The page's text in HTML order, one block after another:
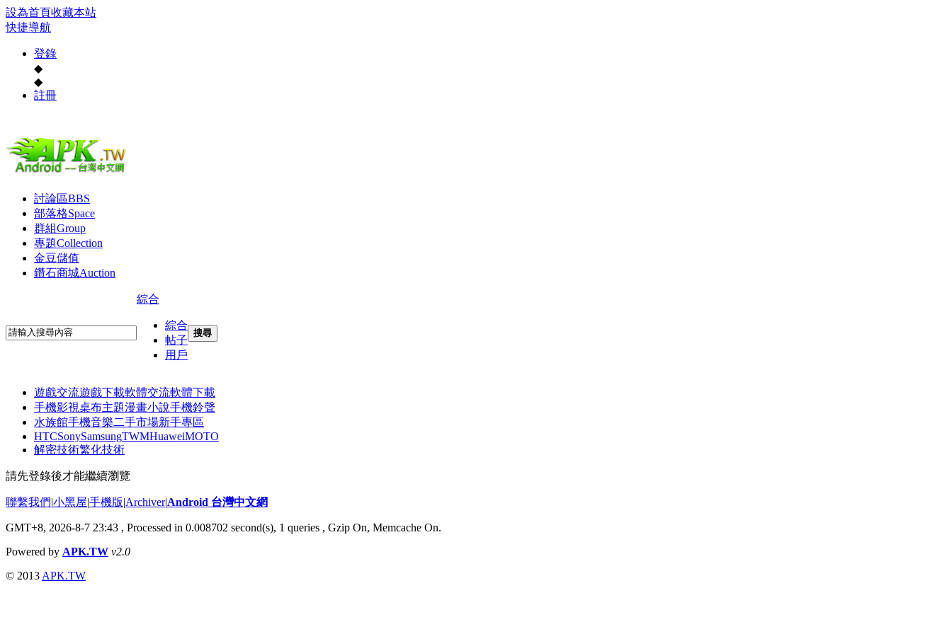
設為首頁收藏本站
快捷導航
登錄
◆
◆
註冊
討論區BBS
部落格Space
群組Group
專題Collection
金豆儲值
鑽石商城Auction
綜合
綜合
帖子
用戶
搜尋
遊戲交流遊戲下載軟體交流軟體下載
手機影視桌布主題漫畫小說手機鈴聲
水族館手機音樂二手市場新手專區
HTCSonySamsungTWMHuaweiMOTO
解密技術繁化技術
請先登錄後才能繼續瀏覽
聯繫我們|小黑屋|手機版|Archiver|Android 台灣中文網
GMT+8, 2026-8-7 23:43 , Processed in 0.008702 second(s), 1 queries , Gzip On, Memcache On.
Powered by APK.TW v2.0
© 2013 APK.TW